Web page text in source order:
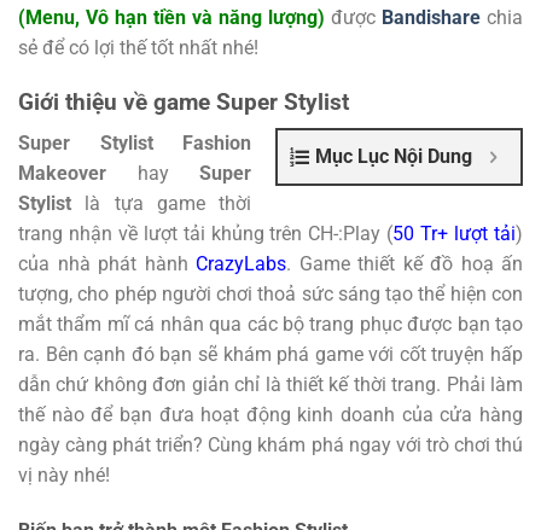
(Menu, Vô hạn tiền và năng lượng) được Bandishare chia
sẻ để có lợi thế tốt nhất nhé!
Giới thiệu về game Super Stylist
Mục Lục Nội Dung
Super Stylist Fashion
Makeover hay Super
Stylist là tựa game thời
trang nhận về lượt tải khủng trên CH-:Play (50 Tr+ lượt tải)
của nhà phát hành CrazyLabs. Game thiết kế đồ hoạ ấn
tượng, cho phép người chơi thoả sức sáng tạo thể hiện con
mắt thẩm mĩ cá nhân qua các bộ trang phục được bạn tạo
ra. Bên cạnh đó bạn sẽ khám phá game với cốt truyện hấp
dẫn chứ không đơn giản chỉ là thiết kế thời trang. Phải làm
thế nào để bạn đưa hoạt động kinh doanh của cửa hàng
ngày càng phát triển? Cùng khám phá ngay với trò chơi thú
vị này nhé!